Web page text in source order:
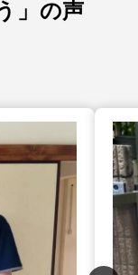
」の声